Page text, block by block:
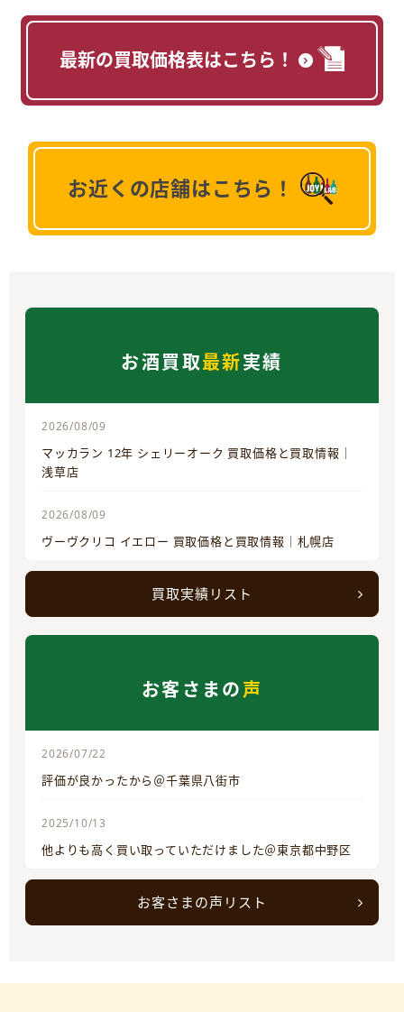
最新の買取価格表はこちら！
お近くの店舗はこちら！
お酒買取最新実績
2026/08/09
マッカラン 12年 シェリーオーク 買取価格と買取情報｜
浅草店
2026/08/09
ヴーヴクリコ イエロー 買取価格と買取情報｜札幌店
買取実績リスト
お客さまの声
2026/07/22
評価が良かったから＠千葉県八街市
2025/10/13
他よりも高く買い取っていただけました＠東京都中野区
お客さまの声リスト